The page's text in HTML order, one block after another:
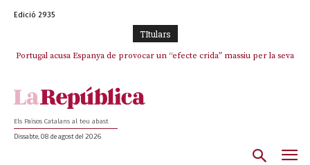
Edició 2935
TItulars
Portugal acusa Espanya de provocar un “efecte crida” massiu per la seva
Els Països Catalans al teu abast
Dissabte, 08 de agost del 2026